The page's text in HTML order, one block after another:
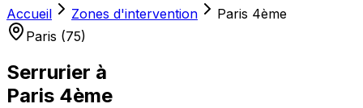
Accueil
Zones d'intervention
Paris 4ème
Paris (75)
Serrurier à
Paris 4ème